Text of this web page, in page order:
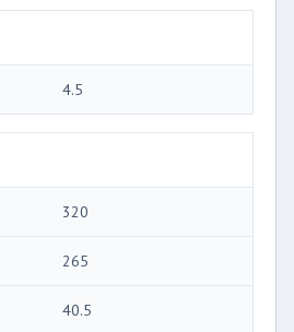
4.5
320
265
40.5